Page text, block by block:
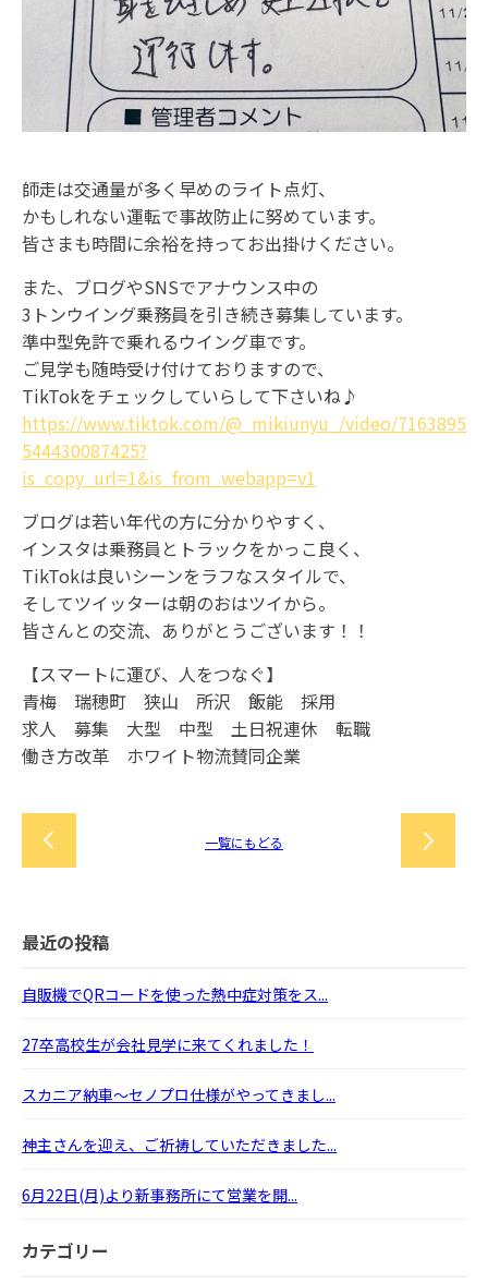
師走は交通量が多く早めのライト点灯、
かもしれない運転で事故防止に努めています。
皆さまも時間に余裕を持ってお出掛けください。
また、ブログやSNSでアナウンス中の
3トンウイング乗務員を引き続き募集しています。
準中型免許で乗れるウイング車です。
ご見学も随時受け付けておりますので、
TikTokをチェックしていらして下さいね♪
https://www.tiktok.com/@_mikiunyu_/video/7163895
544430087425?
is_copy_url=1&is_from_webapp=v1
ブログは若い年代の方に分かりやすく、
インスタは乗務員とトラックをかっこ良く、
TikTokは良いシーンをラフなスタイルで、
そしてツイッターは朝のおはツイから。
皆さんとの交流、ありがとうございます！！
【スマートに運び、人をつなぐ】
青梅 瑞穂町 狭山 所沢 飯能 採用
求人 募集 大型 中型 土日祝連休 転職
働き方改革 ホワイト物流賛同企業
一覧にもどる
最近の投稿
自販機でQRコードを使った熱中症対策をス...
27卒高校生が会社見学に来てくれました！
スカニア納車～セノプロ仕様がやってきまし...
神主さんを迎え、ご祈祷していただきました...
6月22日(月)より新事務所にて営業を開...
カテゴリー